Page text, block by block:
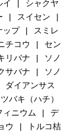
イ
シャクヤ
スイセン
ップ
スミレ
チコウ
セン
リバナ
ソノ
サバナ
ソノ
ダイアンサス
ツバキ（ハチ）
ィニウム
デ
ウ
トルコ桔